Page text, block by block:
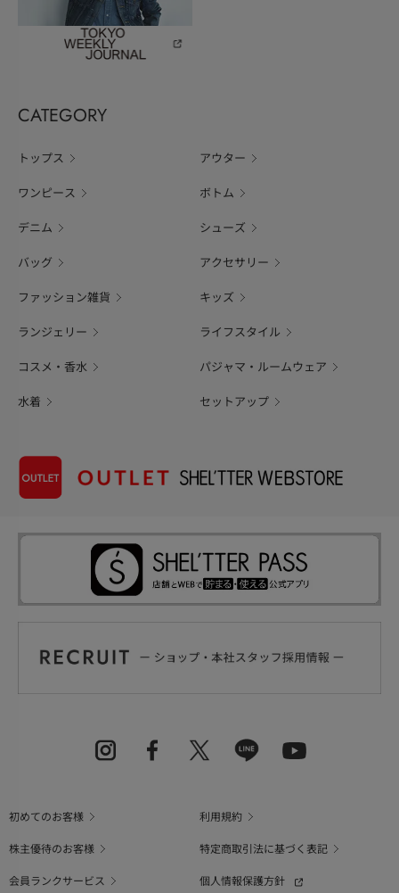
CATEGORY
トップス アウター
ワンピース ボトム
デニム シューズ
バッグ アクセサリー
ファッション雑貨 キッズ
ランジェリー ライフスタイル
コスメ・香水 パジャマ・ルームウェア
水着 セットアップ
初めてのお客様
利用規約
株主優待のお客様
特定商取引法に基づく表記
会員ランクサービス
個人情報保護方針